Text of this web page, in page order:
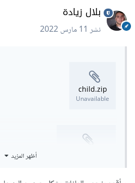
بلال زيادة
نشر11 مارس 2022
child.zip
Unavailable
أظهر المزيد